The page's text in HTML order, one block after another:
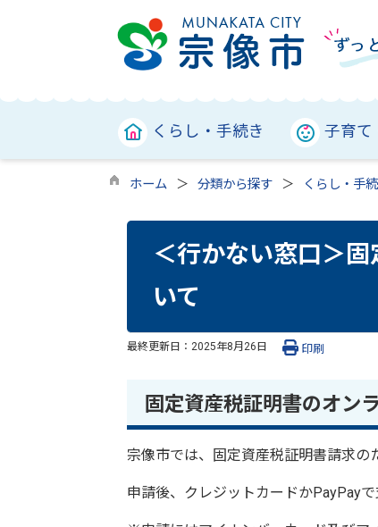
くらし・手続き 子育て
ホーム 分類から探す くらし・手
＜行かない窓口＞
いて
最終更新日： 2025年8月26日 印刷
固定資産税証明書のオン
宗像市では、固定資産税証明書請求の
申請後、クレジットカードかPayPay